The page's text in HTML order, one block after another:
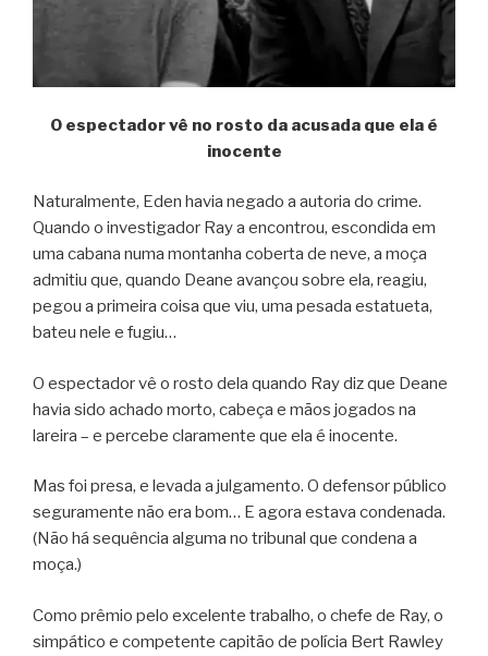
O espectador vê no rosto da acusada que ela é
inocente
Naturalmente, Eden havia negado a autoria do crime.
Quando o investigador Ray a encontrou, escondida em
uma cabana numa montanha coberta de neve, a moça
admitiu que, quando Deane avançou sobre ela, reagiu,
pegou a primeira coisa que viu, uma pesada estatueta,
bateu nele e fugiu…
O espectador vê o rosto dela quando Ray diz que Deane
havia sido achado morto, cabeça e mãos jogados na
lareira – e percebe claramente que ela é inocente.
Mas foi presa, e levada a julgamento. O defensor público
seguramente não era bom… E agora estava condenada.
(Não há sequência alguma no tribunal que condena a
moça.)
Como prêmio pelo excelente trabalho, o chefe de Ray, o
simpático e competente capitão de polícia Bert Rawley